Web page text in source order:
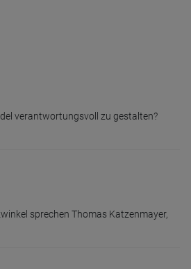
verantwortungsvoll zu gestalten?
sprechen Thomas Katzenmayer,